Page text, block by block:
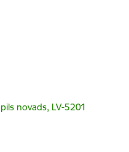
novads, LV-5201